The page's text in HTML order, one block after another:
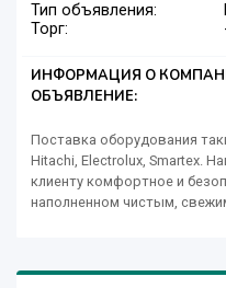
Тип объявления:
Торг:
ИНФОРМАЦИЯ О
ОБЪЯВЛЕНИЕ:
Поставка оборудования
Hitachi, Electrolux, Smartex.
клиенту комфортное и
наполненном чистым,